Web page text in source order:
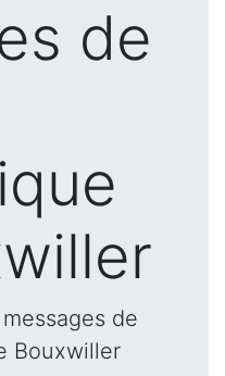
de
de
Bouxwiller